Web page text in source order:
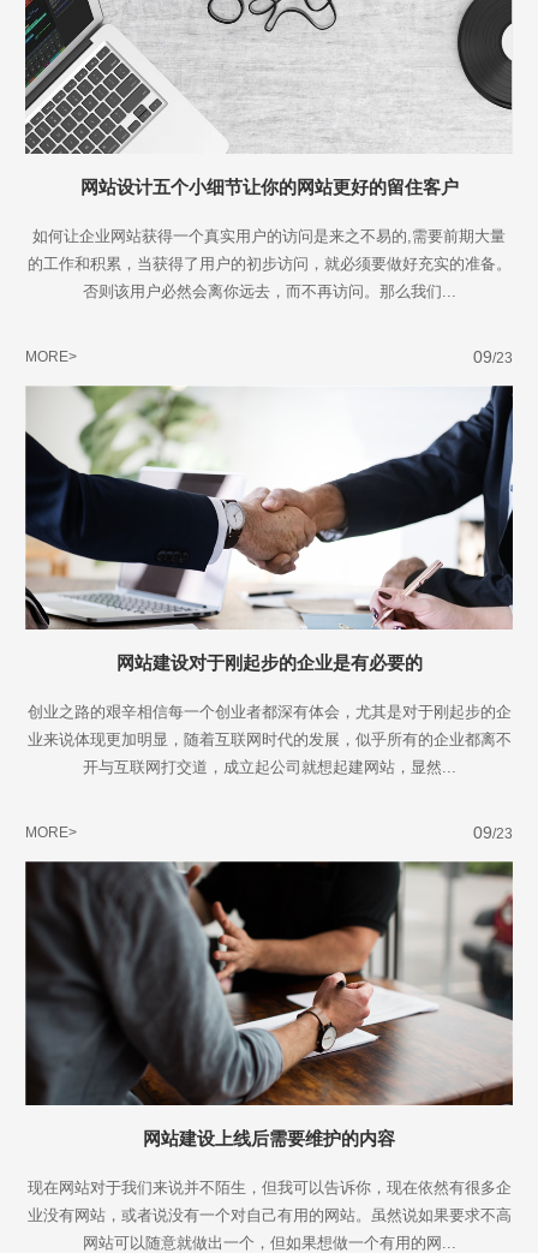
网站设计五个小细节让你的网站更好的留住客户
如何让企业网站获得一个真实用户的访问是来之不易的,需要前期大量
的工作和积累，当获得了用户的初步访问，就必须要做好充实的准备。
否则该用户必然会离你远去，而不再访问。那么我们...
MORE> 09/23
网站建设对于刚起步的企业是有必要的
创业之路的艰辛相信每一个创业者都深有体会，尤其是对于刚起步的企
业来说体现更加明显，随着互联网时代的发展，似乎所有的企业都离不
开与互联网打交道，成立起公司就想起建网站，显然...
MORE> 09/23
网站建设上线后需要维护的内容
现在网站对于我们来说并不陌生，但我可以告诉你，现在依然有很多企
业没有网站，或者说没有一个对自己有用的网站。虽然说如果要求不高
网站可以随意就做出一个，但如果想做一个有用的网...